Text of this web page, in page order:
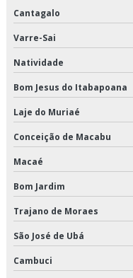
Distribuição de
Distribuição de
Distribuição fracionada
Distribuidora de cargas
Empresa de
Empresa de
Empresa de
Empresa de
Cantagalo
Varre-Sai
Natividade
Bom Jesus do Itabapoana
Laje do Muriaé
Conceição de Macabu
Macaé
Bom Jardim
Trajano de Moraes
São José de Ubá
Cambuci